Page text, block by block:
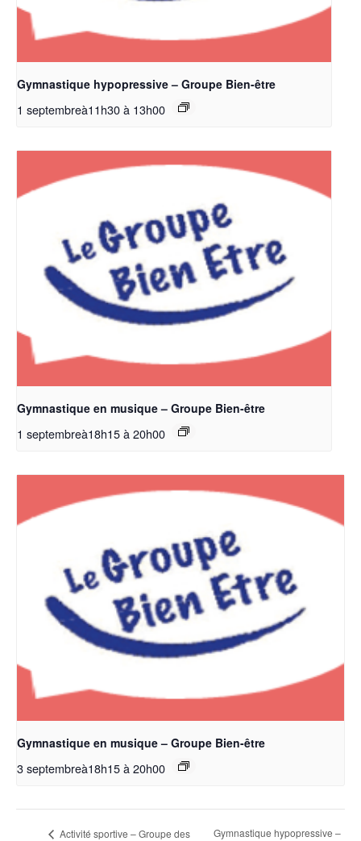
Gymnastique hypopressive – Groupe Bien-être
1 septembreà11h30à 13h00
Gymnastique en musique – Groupe Bien-être
1 septembreà18h15à20h00
Gymnastique en musique – Groupe Bien-être
3 septembreà18h15à20h00
Activité sportive – Groupe des
Gymnastique hypopressive –